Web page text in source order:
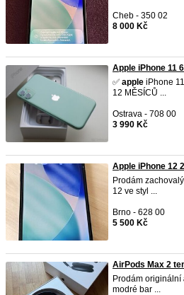
Cheb - 350 02
8 000 Kč
Apple iPhone 11
✅ apple iPhone
12 MĚSÍCŮ ...
Ostrava - 708 00
3 990 Kč
Apple iPhone 12
Prodám
12 ve styl ...
Brno - 628 00
5 500 Kč
AirPods Max 2
Prodám originální
modré bar ...